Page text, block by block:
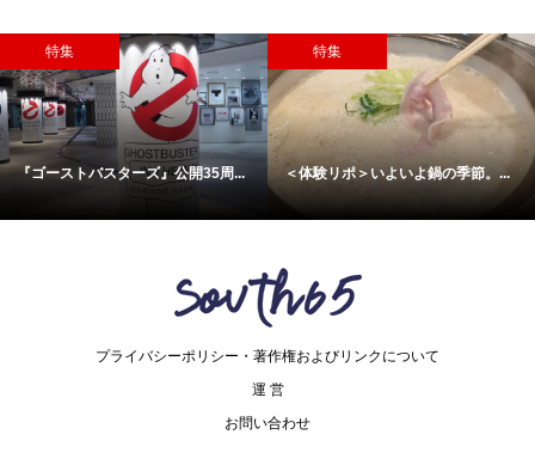
特集
『ゴーストバスターズ』公開35周...
特集
＜体験リポ＞いよいよ鍋の季節。...
プライバシーポリシー・著作権およびリンクについて
運 営
お問い合わせ